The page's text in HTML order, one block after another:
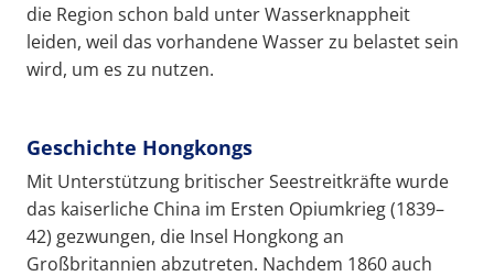
die Region schon bald unter Wasserknappheit
leiden, weil das vorhandene Wasser zu belastet sein
wird, um es zu nutzen.
Geschichte Hongkongs
Mit Unterstützung britischer Seestreitkräfte wurde
das kaiserliche China im Ersten Opiumkrieg (1839–
42) gezwungen, die Insel Hongkong an
Großbritannien abzutreten. Nachdem 1860 auch